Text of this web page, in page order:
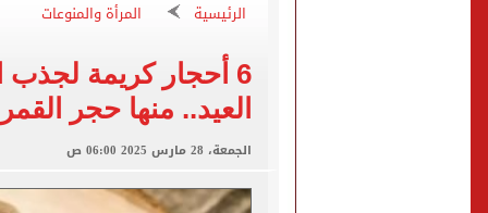
عبد الله السعيد يواصل
شيكو بانزا يخطر الزمالك
رسميا.. اتحاد الكرة يعلن
براءة المتهم بقتل والدته بـ12 طعنة والشروع في قتل شقيقته بالشرقية
الرئيسية المرأة والمنوعات
6 أحجار كريمة لجذب
العيد.. منها حجر القمر
الجمعة، 28 مارس 2025 06:00 ص